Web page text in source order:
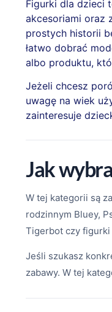
Figurki dla dzieci
akcesoriami oraz
prostych historii
łatwo dobrać
albo produktu,
Jeżeli chcesz
uwagę na wiek
zainteresuje
Jak
W tej kategorii są
rodzinnym Bluey,
Tigerbot czy figurki
Jeśli szukasz
zabawy. W tej